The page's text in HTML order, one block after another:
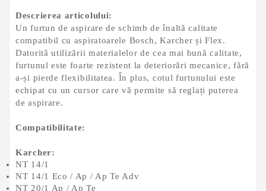
Descrierea articolului:
Un furtun de aspirare de schimb de înaltă calitate
compatibil cu aspiratoarele Bosch, Karcher și Flex.
Datorită utilizării materialelor de cea mai bună calitate,
furtunul este foarte rezistent la deteriorări mecanice, fără
a-și pierde flexibilitatea. În plus, cotul furtunului este
echipat cu un cursor care vă permite să reglați puterea
de aspirare.
Compatibilitate:
Karcher:
NT 14/1
NT 14/1 Eco / Ap / Ap Te Adv
NT 20/1 Ap / Ap Te